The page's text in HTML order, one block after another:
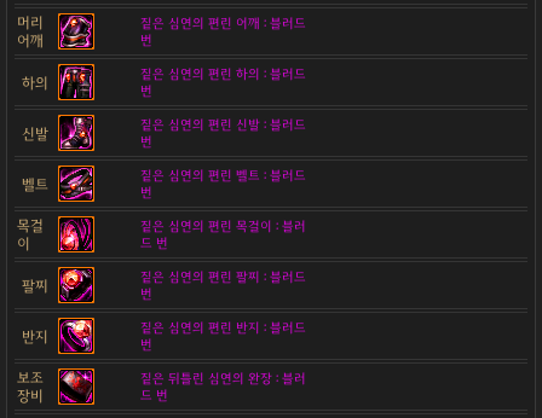
머리
어깨
짙은 심연의 편린 어깨 : 블러드
번
하의
짙은 심연의 편린 하의 : 블러드
번
신발
짙은 심연의 편린 신발 : 블러드
번
벨트
짙은 심연의 편린 벨트 : 블러드
번
목걸
이
짙은 심연의 편린 목걸이 : 블러
드 번
팔찌
짙은 심연의 편린 팔찌 : 블러드
번
반지
짙은 심연의 편린 반지 : 블러드
번
보조
장비
짙은 뒤틀린 심연의 완장 : 블러
드 번